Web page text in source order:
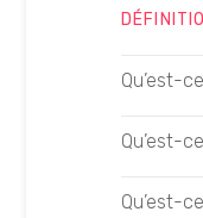
Crawler
Choisir
recherche
Citation
Être cité
Être
Qu’est-
Qu’est-
Qu’est-